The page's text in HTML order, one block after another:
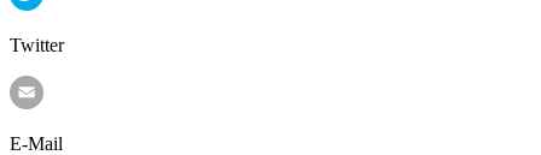
Twitter
E-Mail